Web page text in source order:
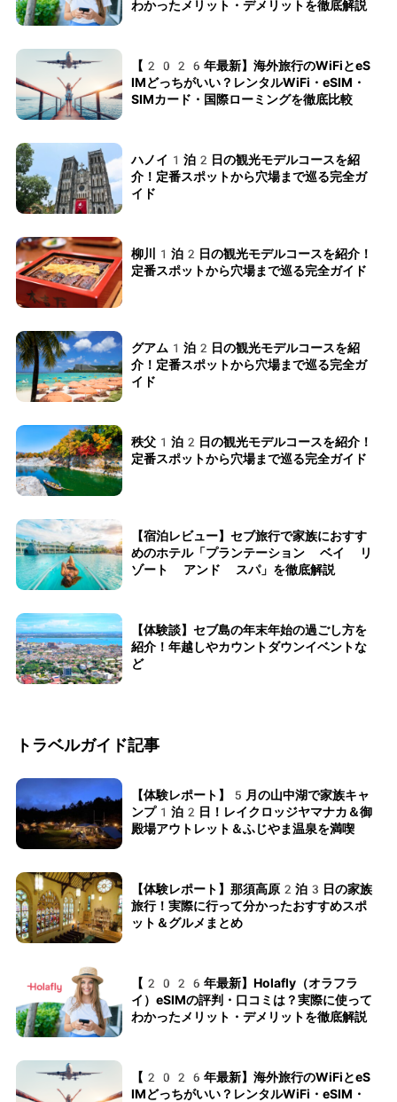
わかったメリット・デメリットを徹底解説
【2026年最新】海外旅行のWiFiとeS
IMどっちがいい？レンタルWiFi・eSIM・
SIMカード・国際ローミングを徹底比較
ハノイ1泊2日の観光モデルコースを紹
介！定番スポットから穴場まで巡る完全ガ
イド
柳川1泊2日の観光モデルコースを紹介！
定番スポットから穴場まで巡る完全ガイド
グアム1泊2日の観光モデルコースを紹
介！定番スポットから穴場まで巡る完全ガ
イド
秩父1泊2日の観光モデルコースを紹介！
定番スポットから穴場まで巡る完全ガイド
【宿泊レビュー】セブ旅行で家族におすす
めのホテル「プランテーション ベイ リ
ゾート アンド スパ」を徹底解説
【体験談】セブ島の年末年始の過ごし方を
紹介！年越しやカウントダウンイベントな
ど
トラベルガイド記事
【体験レポート】5月の山中湖で家族キャ
ンプ1泊2日！レイクロッジヤマナカ＆御
殿場アウトレット＆ふじやま温泉を満喫
【体験レポート】那須高原2泊3日の家族
旅行！実際に行って分かったおすすめスポ
ット＆グルメまとめ
【2026年最新】Holafly（オラフラ
イ）eSIMの評判・口コミは？実際に使って
わかったメリット・デメリットを徹底解説
【2026年最新】海外旅行のWiFiとeS
IMどっちがいい？レンタルWiFi・eSIM・